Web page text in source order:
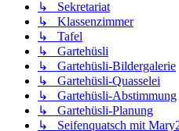
↳ Sekretariat
↳ Klassenzimmer
↳ Tafel
↳ Gartehüsli
↳ Gartehüsli-Bildergalerie
↳ Gartehüsli-Quasselei
↳ Gartehüsli-Abstimmung
↳ Gartehüsli-Planung
↳ Seifenquatsch mit